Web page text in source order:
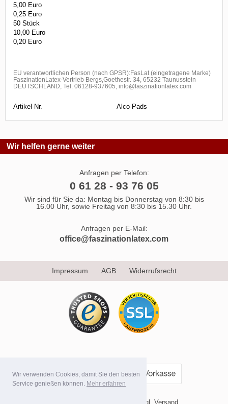
Wir verwenden Cookies, damit Sie den besten
Service genießen können. Mehr erfahren
5,00 Euro
0,25 Euro
50 Stück
10,00 Euro
0,20 Euro
EU verantwortlichen Person (nach GPSR):FasLat (eingetragene Marke)
FaszinationLatex-Vertrieb Bergs,Goethestr. 34, 65232 Taunusstein
DEUTSCHLAND, Tel. 06128-937605, info@faszinationlatex.com
Artikel-Nr. Alco-Pads
Wir helfen gerne weiter
Anfragen per Telefon:
0 61 28 - 93 76 05
Wir sind für Sie da: Montag bis Donnerstag von 8:30 bis
16.00 Uhr, sowie Freitag von 8:30 bis 15.30 Uhr.
Anfragen per E-Mail:
office@faszinationlatex.com
Impressum AGB Widerrufsrecht
* Alle Preise inkl. MwSt. evtl. zzgl. Versand